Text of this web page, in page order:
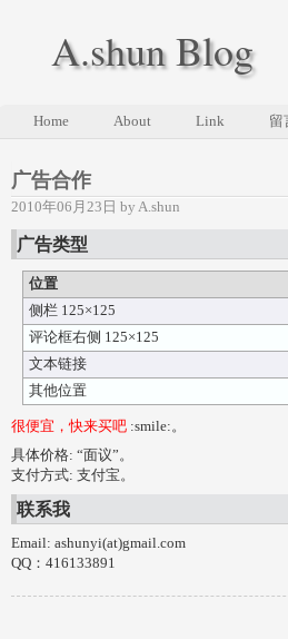
A.shun Blog
Home About Link 留
广告合作
2010年06月23日 by A.shun
广告类型
位置
侧栏 125×125
评论框右侧 125×125
文本链接
其他位置
很便宜，快来买吧 :smile:。
具体价格: “面议”。
支付方式: 支付宝。
联系我
Email: ashunyi(at)gmail.com
QQ：416133891